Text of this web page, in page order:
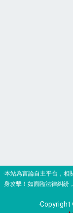
‧本站為言論自主平台，
身攻擊！如面臨法律糾紛
‧Copyright